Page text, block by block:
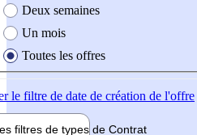
Deux semaines
Un mois
Toutes les offres
le filtre de date de création de l'offre
filtres de types de Contrat